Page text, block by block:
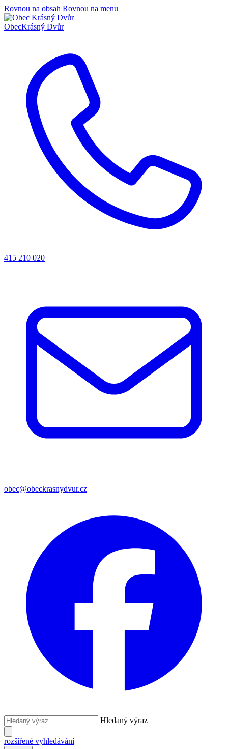
Rovnou na obsah Rovnou na menu
ObecKrásný Dvůr
415 210 020
obec@obeckrasnydvur.cz
Hledaný výraz
rozšířené vyhledávání